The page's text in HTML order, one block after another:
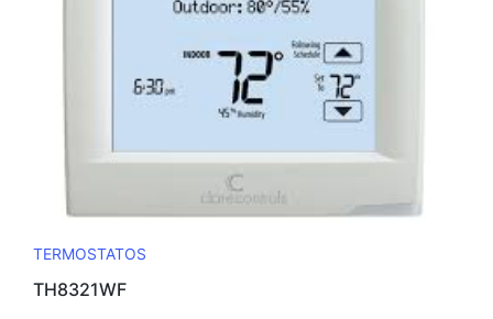
TERMOSTATOS
TH8321WF